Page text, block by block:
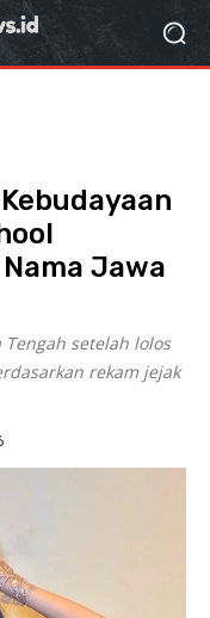
Jawa
setelah lolos
rekam jejak